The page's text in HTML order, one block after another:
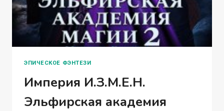
ЭПИЧЕСКОЕ ФЭНТЕЗИ
Империя И.З.М.Е.Н.
Эльфирская академия